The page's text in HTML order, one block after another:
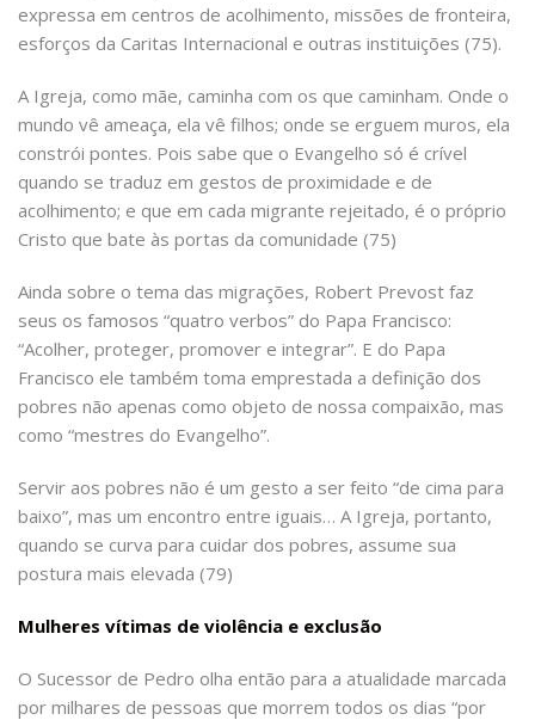
expressa em centros de acolhimento, missões de fronteira,
esforços da Caritas Internacional e outras instituições (75).
A Igreja, como mãe, caminha com os que caminham. Onde o
mundo vê ameaça, ela vê filhos; onde se erguem muros, ela
constrói pontes. Pois sabe que o Evangelho só é crível
quando se traduz em gestos de proximidade e de
acolhimento; e que em cada migrante rejeitado, é o próprio
Cristo que bate às portas da comunidade (75)
Ainda sobre o tema das migrações, Robert Prevost faz
seus os famosos “quatro verbos” do Papa Francisco:
“Acolher, proteger, promover e integrar”. E do Papa
Francisco ele também toma emprestada a definição dos
pobres não apenas como objeto de nossa compaixão, mas
como “mestres do Evangelho”.
Servir aos pobres não é um gesto a ser feito “de cima para
baixo”, mas um encontro entre iguais… A Igreja, portanto,
quando se curva para cuidar dos pobres, assume sua
postura mais elevada (79)
Mulheres vítimas de violência e exclusão
O Sucessor de Pedro olha então para a atualidade marcada
por milhares de pessoas que morrem todos os dias “por